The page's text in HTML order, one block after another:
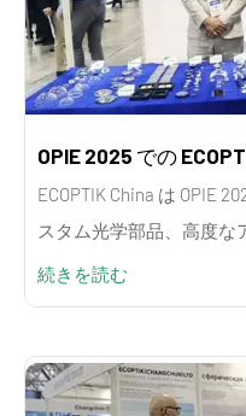
OPIE 2025 での
ECOPTIK China は OPIE
スタム光学部品、高度な
イヤー ソリューションを
続きを読む